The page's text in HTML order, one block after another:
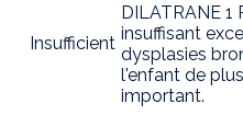
Insufficient
DILATRANE 1
insuffisant
dysplasies
l'enfant de
important.